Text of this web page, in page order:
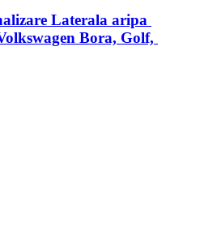
Laterala aripa
Bora, Golf,